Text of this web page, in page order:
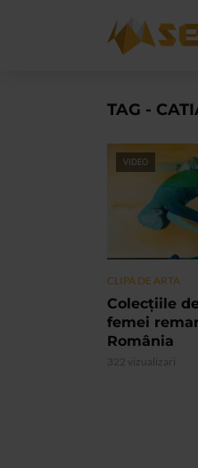
TAG -
VIDEO
CLIPA DE ARTA
Colecțiile
femei
România
322 vizualizari